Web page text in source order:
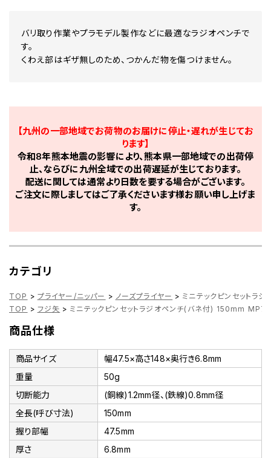
バリ取り作業やプラモデル製作などに最適なラジオペンチで
す。
くわえ部はギザ無しのため、つかんだ物を傷つけません。
【九州の一部地域でお荷物のお届けに停止・遅れが生じてお
ります】
令和8年熊本地震の影響により、熊本県一部地域での出荷停
止、ならびに九州全域での出荷遅延が生じております。
配送に関しては通常より日数を要する場合がございます。
ご注文に際しましてはご了承くださいます様お願い申し上げま
す。
カテゴリ
TOP > プライヤー/ニッパー > ノーズプライヤー > ミニテックピンセット
TOP > フジ矢 > ミニテックピンセットラジオペンチ(バネ付) 150mm
商品仕様
商品サイズ
幅47.5×高さ148×奥行き6.8mm
重量
50g
切断能力
(銅線)1.2mm径、(鉄線)0.8mm径
全長(呼び寸法)
150mm
握り部幅
47.5mm
厚さ
6.8mm